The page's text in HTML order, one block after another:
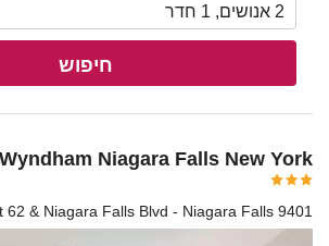
2 אנושים,
1 חדר
חיפוש
Niagara Falls New York
9401 Niagara Falls Blvd Rt 62 & Niagara Falls Blvd - Niagara Falls